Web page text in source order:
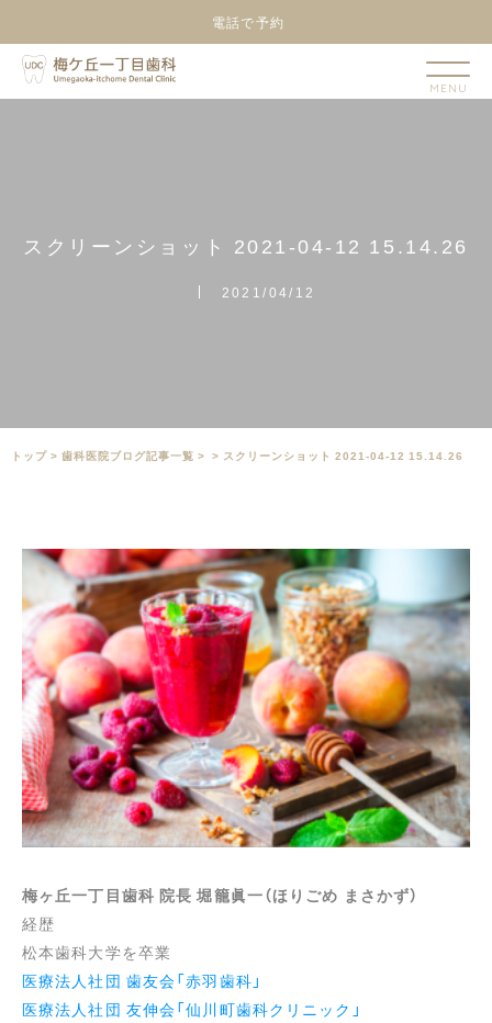
電話で予約
ス ク リ ーン シ ョ ッ ト 2021-04-12 15.14.26
2021/04/12
トップ > ⻭科医院ブログ記事一覧 > > スクリーンショット 2021-04-12 15.14.26
梅ヶ丘一丁目歯科 院長 堀籠眞一（ほりごめ まさかず）
経歴
松本歯科大学を卒業
医療法人社団 歯友会「赤羽歯科」
医療法人社団 友伸会「仙川町歯科クリニック」